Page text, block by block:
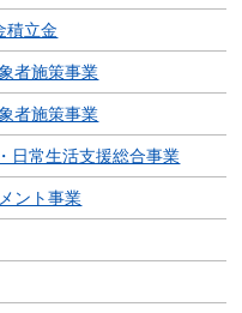
積立金
者施策事業
者施策事業
日常生活支援総合事業
ント事業